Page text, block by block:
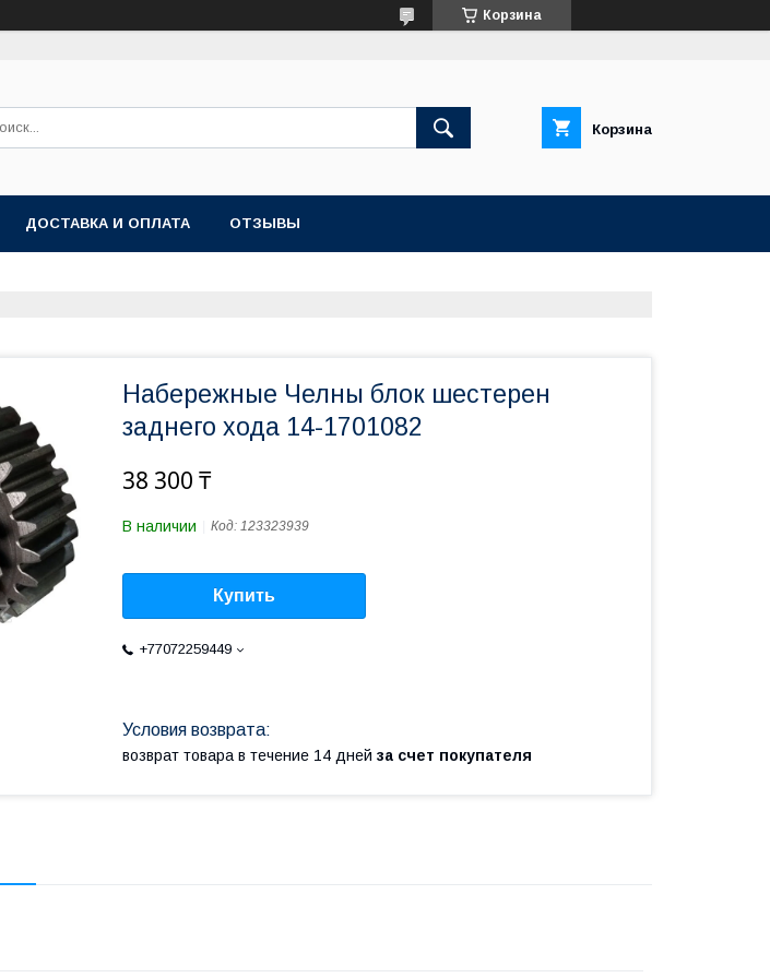
Корзина
Корзина
ДОСТАВКА И ОПЛАТА ОТЗЫВЫ
Набережные Челны блок шестерен
заднего хода 14-1701082
38 300 ₸
В наличии Код: 123323939
Купить
+77072259449
возврат товара в течение 14 дней за счет покупателя